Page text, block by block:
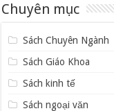
Chuyên mục
Sách Chuyên Ngành
Sách Giáo Khoa
Sách kinh tế
Sách ngoại văn